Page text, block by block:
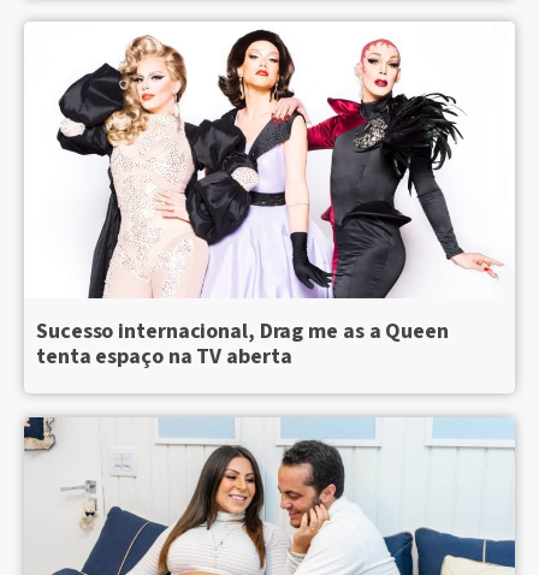
Sucesso internacional, Drag me as a Queen
tenta espaço na TV aberta